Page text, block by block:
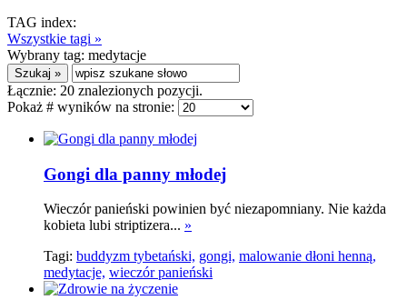
TAG index:
Wszystkie tagi »
Wybrany tag: medytacje
Łącznie: 20 znalezionych pozycji.
Pokaż # wyników na stronie:
Gongi dla panny młodej
Wieczór panieński powinien być niezapomniany. Nie każda
kobieta lubi striptizera... »
Tagi: buddyzm tybetański, gongi, malowanie dłoni henną,
medytacje, wieczór panieński